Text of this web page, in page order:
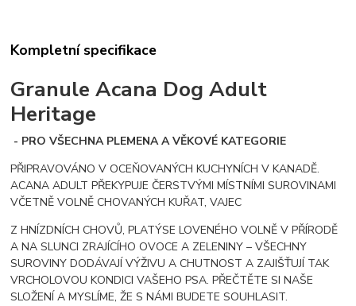
Kompletní specifikace
Granule Acana Dog Adult
Heritage
- PRO VŠECHNA PLEMENA A VĚKOVÉ KATEGORIE
PŘIPRAVOVÁNO V OCEŇOVANÝCH KUCHYNÍCH V KANADĚ.
ACANA ADULT PŘEKYPUJE ČERSTVÝMI MÍSTNÍMI SUROVINAMI
VČETNĚ VOLNĚ CHOVANÝCH KUŘAT, VAJEC
Z HNÍZDNÍCH CHOVŮ, PLATÝSE LOVENÉHO VOLNĚ V PŘÍRODĚ
A NA SLUNCI ZRAJÍCÍHO OVOCE A ZELENINY – VŠECHNY
SUROVINY DODÁVAJÍ VÝŽIVU A CHUTNOST A ZAJIŠŤUJÍ TAK
VRCHOLOVOU KONDICI VAŠEHO PSA. PŘEČTĚTE SI NAŠE
SLOŽENÍ A MYSLÍME, ŽE S NÁMI BUDETE SOUHLASIT.